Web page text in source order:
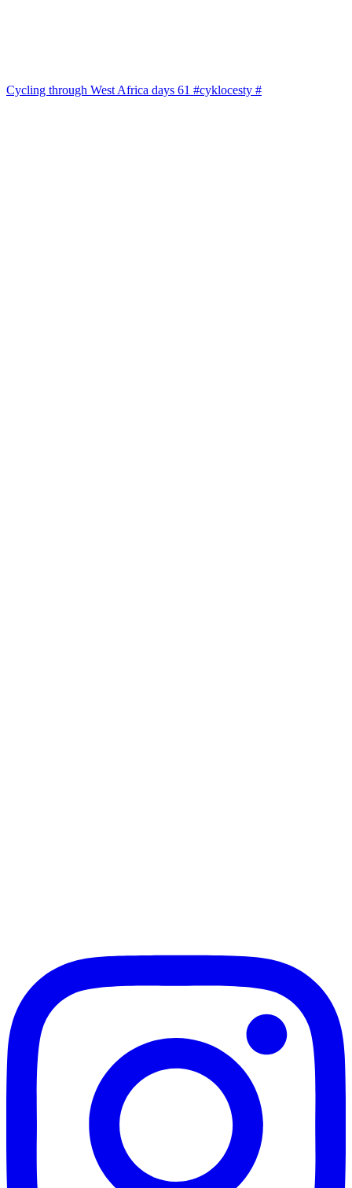
Cycling through West Africa days 61 #cyklocesty #